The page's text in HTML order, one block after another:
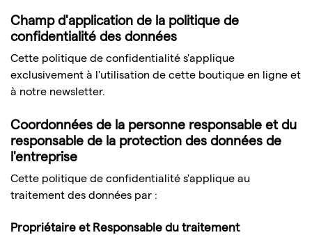
Champ d'application de la politique de
confidentialité des données
Cette politique de confidentialité s'applique
exclusivement à l'utilisation de cette boutique en ligne et
à notre newsletter.
Coordonnées de la personne responsable et du
responsable de la protection des données de
l'entreprise
Cette politique de confidentialité s'applique au
traitement des données par :
Propriétaire et Responsable du traitement